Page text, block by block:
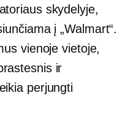
skydelyje,
į „Walmart“.
vienoje vietoje,
ir
perjungti